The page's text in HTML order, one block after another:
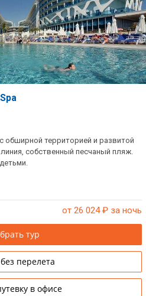
обширной территорией и развитой
собственный песчаный пляж.
от 26 024₽ за ночь
тур
перелета
в офисе